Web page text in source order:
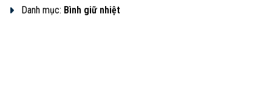
Danh mục: Bình giữ nhiệt